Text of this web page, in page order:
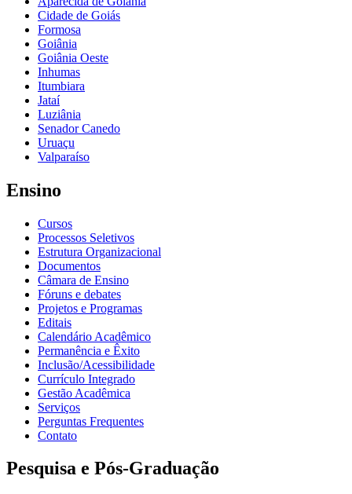
Cidade de Goiás
Formosa
Goiânia
Goiânia Oeste
Inhumas
Itumbiara
Jataí
Luziânia
Senador Canedo
Uruaçu
Valparaíso
Ensino
Cursos
Processos Seletivos
Estrutura Organizacional
Documentos
Câmara de Ensino
Fóruns e debates
Projetos e Programas
Editais
Calendário Acadêmico
Permanência e Êxito
Inclusão/Acessibilidade
Currículo Integrado
Gestão Acadêmica
Serviços
Perguntas Frequentes
Contato
Pesquisa e Pós-Graduação